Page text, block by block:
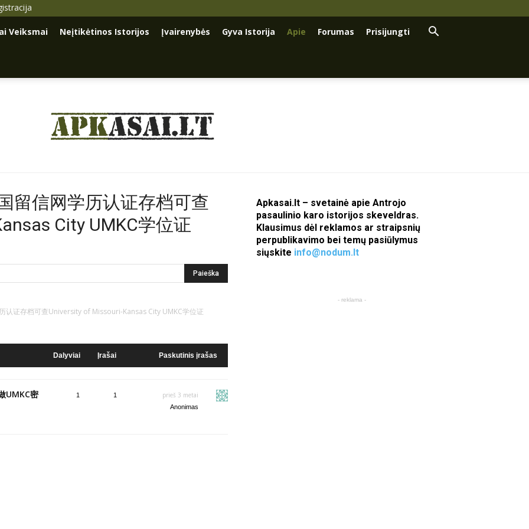
Veiksmai Neįtikėtinos Istorijos Įvairenybės Gyva Istorija Apie Forumas Prisijungti
留信网学历认证存档可查
City UMKC学位证
认证存档可查University of Missouri-Kansas City UMKC学位证
Dalyviai Įrašai Paskutinis įrašas
UMKC密 1 1 prieš 3 metai
Anonimas
Apkasai.lt – svetainė apie Antrojo
pasaulinio karo istorijos skeveldras.
Klausimus dėl reklamos ar straipsnių
perpublikavimo bei temų pasiūlymus
siųskite info@nodum.lt
- reklama -